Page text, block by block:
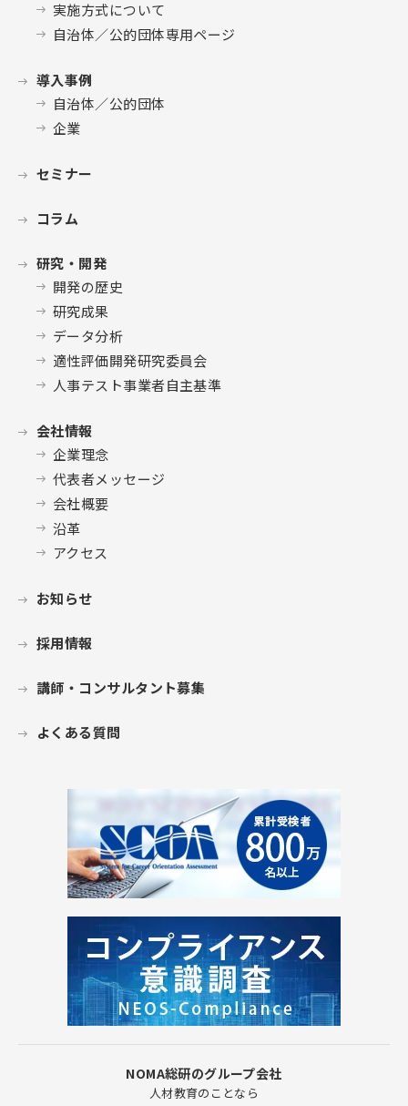
実施方式について
自治体／公的団体専用ページ
導入事例
自治体／公的団体
企業
セミナー
コラム
研究・開発
開発の歴史
研究成果
データ分析
適性評価開発研究委員会
人事テスト事業者自主基準
会社情報
企業理念
代表者メッセージ
会社概要
沿革
アクセス
お知らせ
採用情報
講師・コンサルタント募集
よくある質問
NOMA総研のグループ会社
人材教育のことなら